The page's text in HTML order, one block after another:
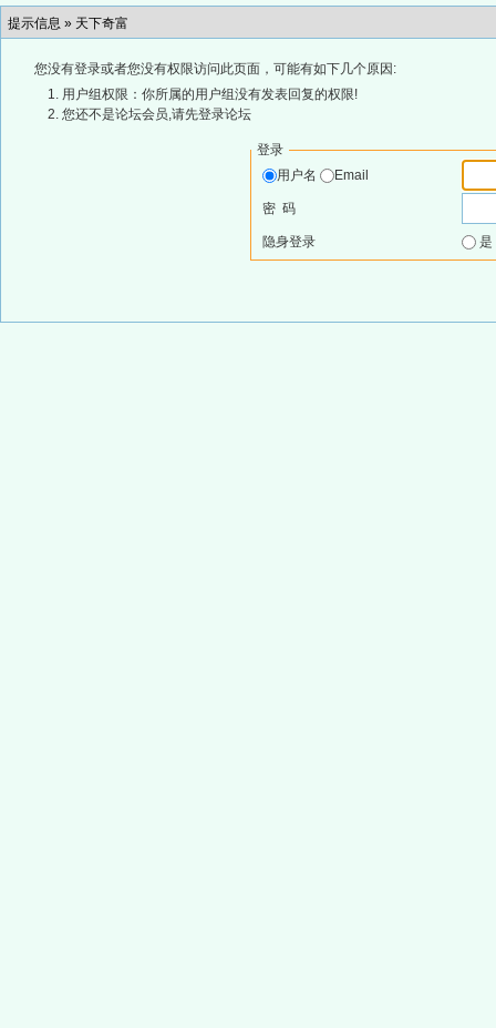
提示信息 » 天下奇富
您没有登录或者您没有权限访问此页面，可能有如下几个原因:
用户组权限：你所属的用户组没有发表回复的权限!
您还不是论坛会员,请先登录论坛
登录
用户名
Email
密 码
隐身登录